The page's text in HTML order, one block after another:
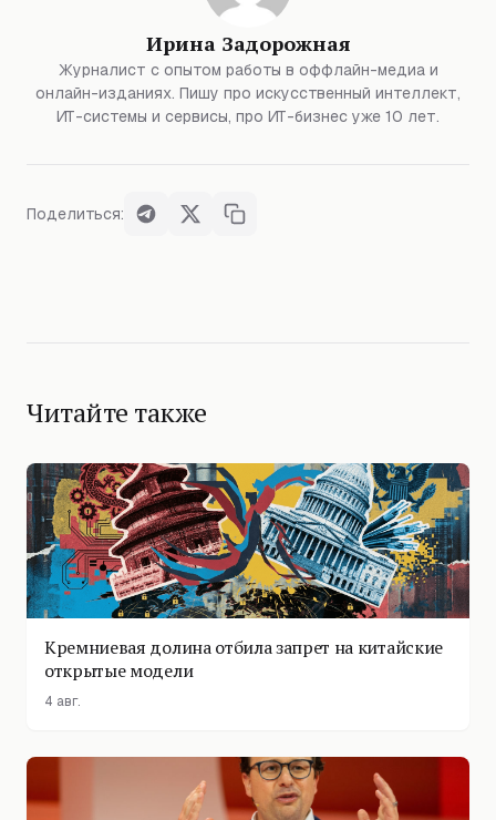
Ирина Задорожная
Журналист с опытом работы в оффлайн-медиа и
онлайн-изданиях. Пишу про искусственный интеллект,
ИТ-системы и сервисы, про ИТ-бизнес уже 10 лет.
Поделиться:
Читайте также
Кремниевая долина отбила запрет на китайские
открытые модели
4 авг.